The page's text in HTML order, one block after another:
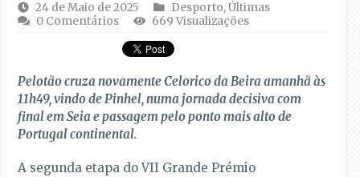
24 de Maio de 2025 Desporto,Últimas
0 Comentários
669 Visualizações
Pelotão cruza novamente Celorico da Beira amanhã às
11h49, vindo de Pinhel, numa jornada decisiva com
final em Seia e passagem pelo ponto mais alto de
Portugal continental.
A segunda etapa do VII Grande Prémio